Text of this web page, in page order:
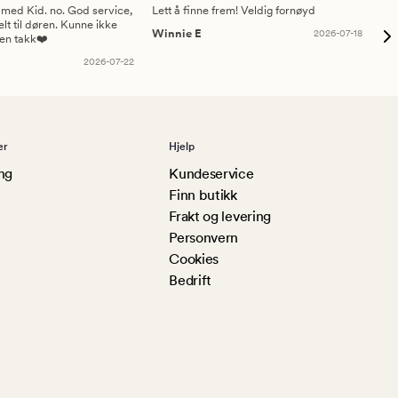
Kid. no. God service,
til døren. Kunne ikke
takk❤️
2026-07-22
Lett å finne frem! Veldig fornøyd
Winnie E
2026-07-18
Hjelp
Kundeservice
Finn butikk
Frakt og levering
Personvern
Cookies
Bedrift